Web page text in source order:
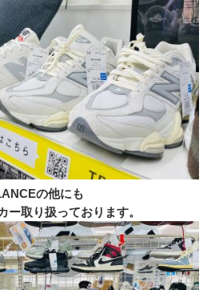
の他にも
ー取り扱っております。